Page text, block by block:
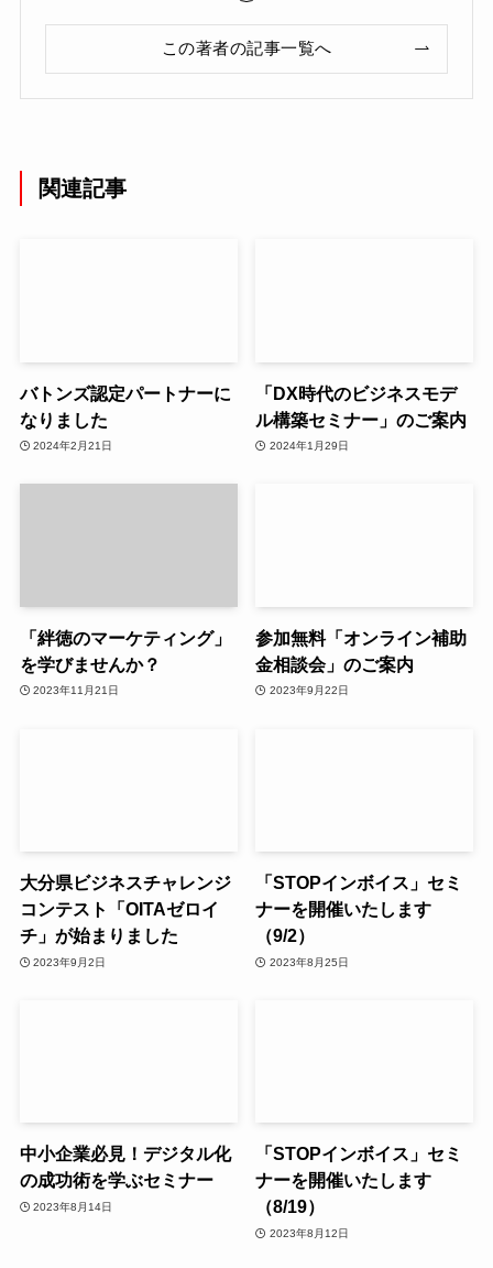
この著者の記事一覧へ
関連記事
バトンズ認定パートナーに
なりました
2024年2月21日
「DX時代のビジネスモデ
ル構築セミナー」のご案内
2024年1月29日
「絆徳のマーケティング」
を学びませんか？
2023年11月21日
参加無料「オンライン補助
金相談会」のご案内
2023年9月22日
大分県ビジネスチャレンジ
コンテスト「OITAゼロイ
チ」が始まりました
2023年9月2日
「STOPインボイス」セミ
ナーを開催いたします
（9/2）
2023年8月25日
中小企業必見！デジタル化
の成功術を学ぶセミナー
2023年8月14日
「STOPインボイス」セミ
ナーを開催いたします
（8/19）
2023年8月12日